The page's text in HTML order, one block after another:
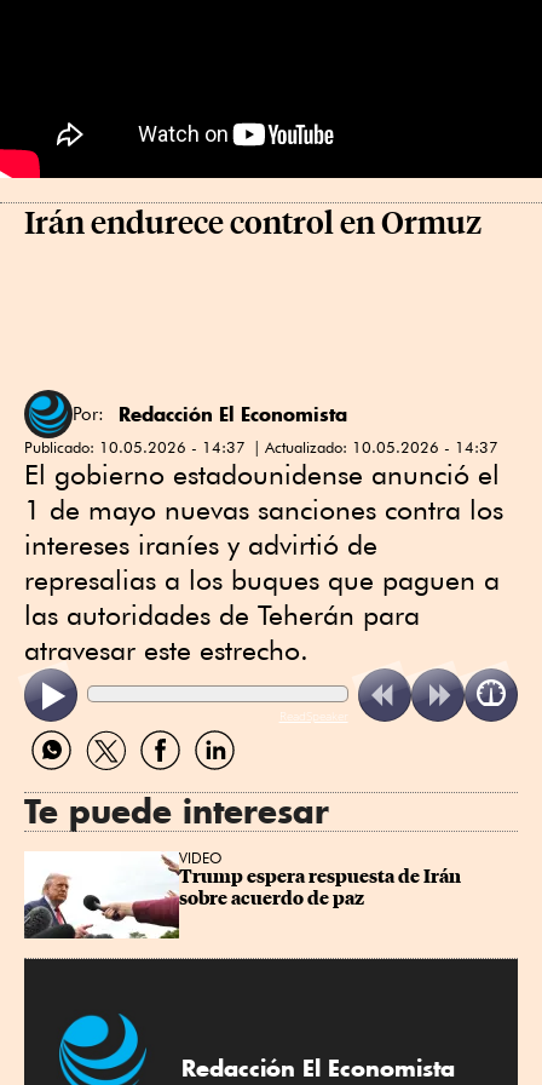
Irán endurece control en Ormuz
Por: Redacción El Economista
Publicado: 10.05.2026 - 14:37 Actualizado: 10.05.2026 - 14:37
El gobierno estadounidense anunció el
1 de mayo nuevas sanciones contra los
intereses iraníes y advirtió de
represalias a los buques que paguen a
las autoridades de Teherán para
atravesar este estrecho.
ReadSpeaker
Compartir
por
Compartir
por
Compartir
por
Compartir
por
Te puede interesar
VIDEO
Trump espera respuesta de Irán
sobre acuerdo de paz
Redacción El Economista